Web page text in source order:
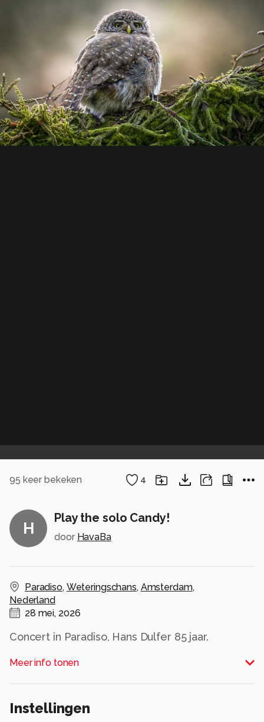
95 keer bekeken 4
H
Play the solo Candy!
door HavaBa
Paradiso, Weteringschans, Amsterdam,
Nederland
28 mei, 2026
Concert in Paradiso, Hans Dulfer 85 jaar.
26 mei 2026
Meer info tonen
Instellingen